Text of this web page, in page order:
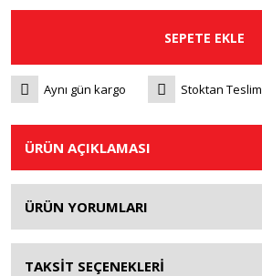
SEPETE EKLE
Aynı gün kargo Stoktan Teslim
ÜRÜN AÇIKLAMASI
ÜRÜN YORUMLARI
TAKSİT SEÇENEKLERİ